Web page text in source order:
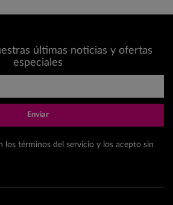
últimas noticias y ofertas
especiales
Enviar
los términos del servicio y los acepto sin